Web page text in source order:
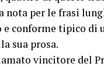
nota per le frasi
conforme tipico di
sua prosa.
vincitore del